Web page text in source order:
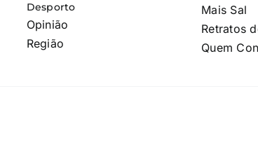
Desporto
Opinião
Região
Mais Sal
Retratos
Quem